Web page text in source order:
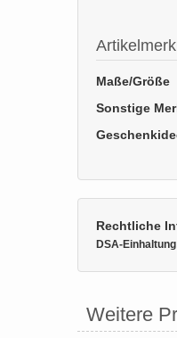
Maße/Größe
Sonstige
Rechtliche
DSA-
Weitere